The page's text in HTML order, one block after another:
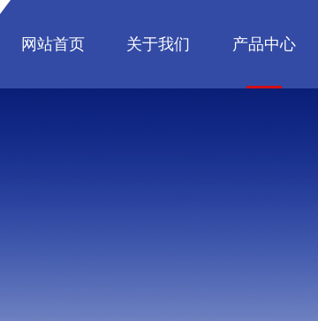
网站首页 关于我们 产品中心